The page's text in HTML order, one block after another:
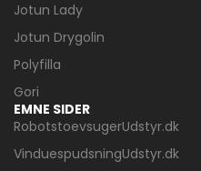
Jotun Lady
Jotun Drygolin
Polyfilla
Gori
EMNE SIDER
RobotstoevsugerUdstyr.dk
VinduespudsningUdstyr.dk